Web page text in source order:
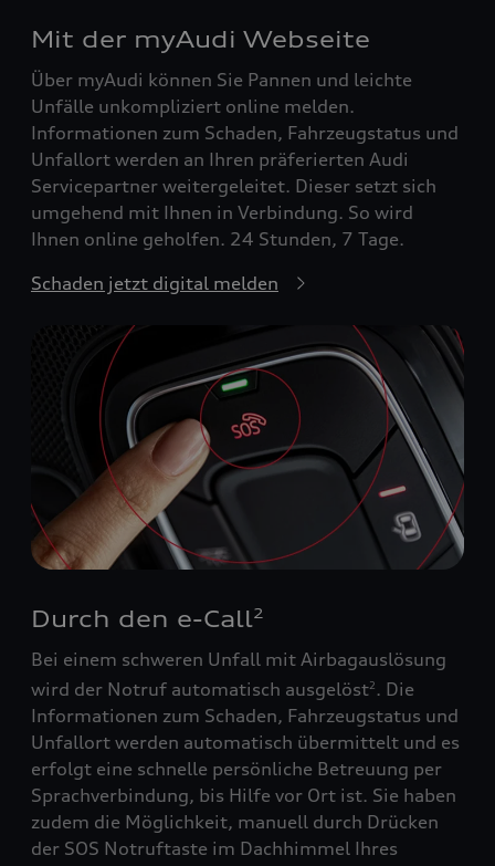
Mit der myAudi Webseite
Über myAudi können Sie Pannen und leichte
Unfälle unkompliziert online melden.
Informationen zum Schaden, Fahrzeugstatus und
Unfallort werden an Ihren präferierten Audi
Servicepartner weitergeleitet. Dieser setzt sich
umgehend mit Ihnen in Verbindung. So wird
Ihnen online geholfen. 24 Stunden, 7 Tage.
Schaden jetzt digital melden
Durch den e-Call2
Bei einem schweren Unfall mit Airbagauslösung
wird der Notruf automatisch ausgelöst2 . Die
Informationen zum Schaden, Fahrzeugstatus und
Unfallort werden automatisch übermittelt und es
erfolgt eine schnelle persönliche Betreuung per
Sprachverbindung, bis Hilfe vor Ort ist. Sie haben
zudem die Möglichkeit, manuell durch Drücken
der SOS Notruftaste im Dachhimmel Ihres